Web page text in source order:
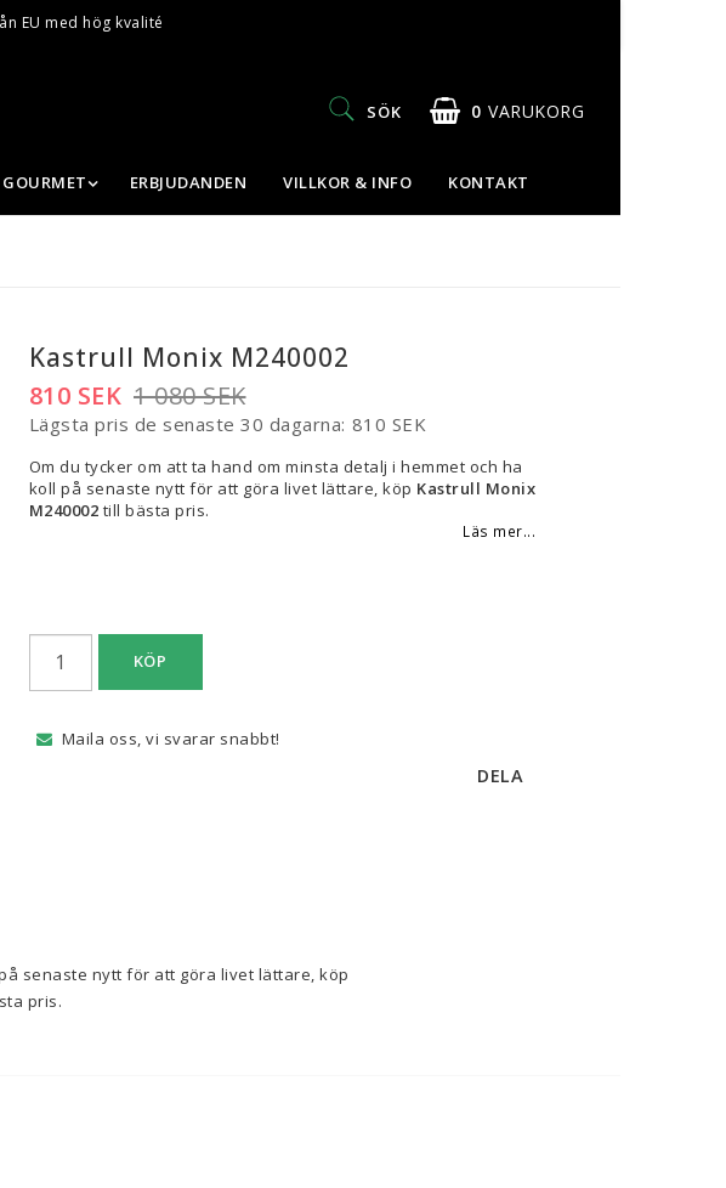
EU med hög kvalité
0 VARUKORG
SÖK
ERBJUDANDEN VILLKOR & INFO KONTAKT
Kastrull Monix M240002
1 080 SEK
810 SEK
Lägsta pris de senaste 30 dagarna 810 SEK
Om du tycker om att ta hand om minsta detalj i hemmet och ha
koll på senaste nytt för att göra livet lättare, köp Kastrull Monix
M240002 till bästa pris.
Läs mer...
KÖP
Maila oss, vi svarar snabbt!
DELA
pris.